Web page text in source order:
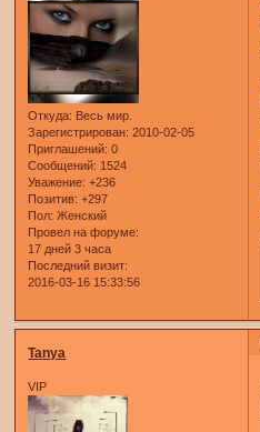
Откуда: Весь мир.
Зарегистрирован: 2010-02-05
Приглашений: 0
Сообщений: 1524
Уважение: +236
Позитив: +297
Пол: Женский
Провел на форуме:
17 дней 3 часа
Последний визит:
2016-03-16 15:33:56
Tanya
VIP